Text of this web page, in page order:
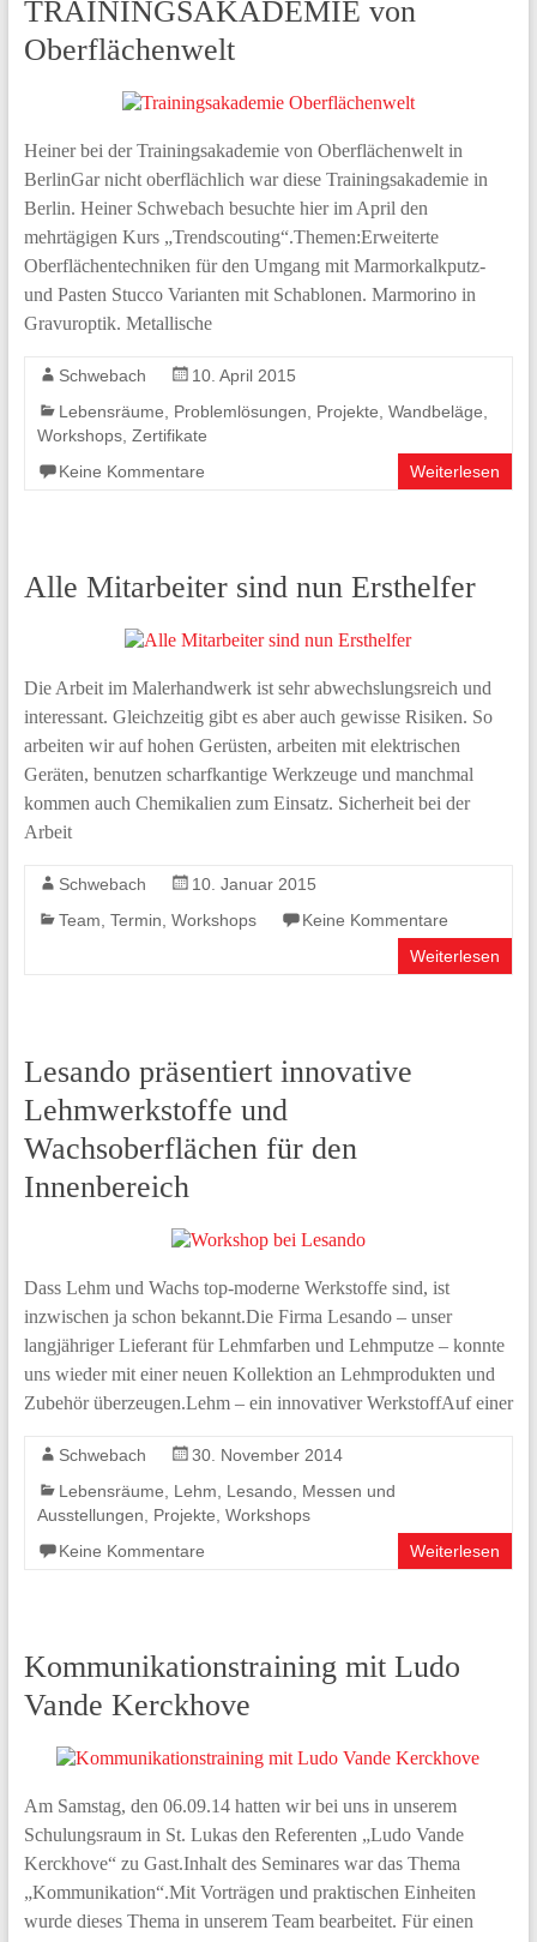
TRAININGSAKADEMIE von
Oberflächenwelt
Heiner bei der Trainingsakademie von Oberflächenwelt in
BerlinGar nicht oberflächlich war diese Trainingsakademie in
Berlin. Heiner Schwebach besuchte hier im April den
mehrtägigen Kurs „Trendscouting“.Themen:Erweiterte
Oberflächentechniken für den Umgang mit Marmorkalkputz-
und Pasten Stucco Varianten mit Schablonen. Marmorino in
Gravuroptik. Metallische
Schwebach
10. April 2015
Lebensräume
Problemlösungen Projekte Wandbeläge
Workshops, Zertifikate
Keine Kommentare
Weiterlesen
Alle Mitarbeiter sind nun Ersthelfer
Die Arbeit im Malerhandwerk ist sehr abwechslungsreich und
interessant. Gleichzeitig gibt es aber auch gewisse Risiken. So
arbeiten wir auf hohen Gerüsten, arbeiten mit elektrischen
Geräten, benutzen scharfkantige Werkzeuge und manchmal
kommen auch Chemikalien zum Einsatz. Sicherheit bei der
Arbeit
Schwebach
10. Januar 2015
Team Termin Workshops
Keine Kommentare
Weiterlesen
Lesando präsentiert innovative
Lehmwerkstoffe und
Wachsoberflächen für den
Innenbereich
Dass Lehm und Wachs top-moderne Werkstoffe sind, ist
inzwischen ja schon bekannt.Die Firma Lesando – unser
langjähriger Lieferant für Lehmfarben und Lehmputze – konnte
uns wieder mit einer neuen Kollektion an Lehmprodukten und
Zubehör überzeugen.Lehm – ein innovativer WerkstoffAuf einer
Schwebach
30. November 2014
Lebensräume
Lehm Lesando, Messen und
Ausstellungen
Projekte Workshops
Keine Kommentare
Weiterlesen
Kommunikationstraining mit Ludo
Vande Kerckhove
Am Samstag, den 06.09.14 hatten wir bei uns in unserem
Schulungsraum in St. Lukas den Referenten „Ludo Vande
Kerckhove“ zu Gast.Inhalt des Seminares war das Thema
„Kommunikation“.Mit Vorträgen und praktischen Einheiten
wurde dieses Thema in unserem Team bearbeitet. Für einen